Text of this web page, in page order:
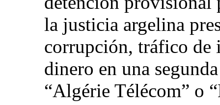
la justicia argelina
corrupción, tráfico de
dinero en una
“Algérie Télécom” o